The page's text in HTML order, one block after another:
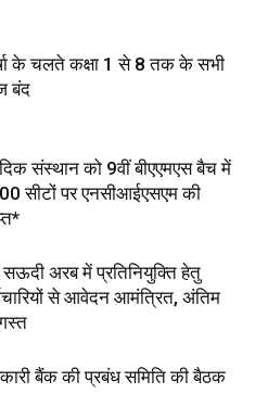
के चलते कक्षा 1 से 8 तक के सभी
बंद
संस्थान को 9वीं बीएएमएस बैच में
सीटों पर एनसीआईएसएम की
अरब में प्रतिनियुक्ति हेतु
से आवेदन आमंत्रित, अंतिम
बैंक की प्रबंध समिति की बैठक